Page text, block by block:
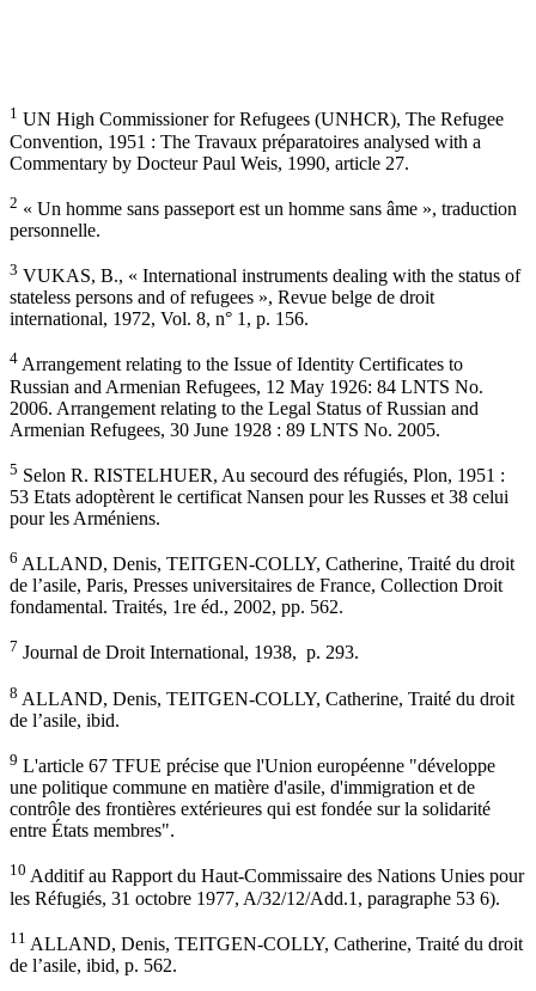
1 UN High Commissioner for Refugees (UNHCR), The Refugee
Convention, 1951 : The Travaux préparatoires analysed with a
Commentary by Docteur Paul Weis, 1990, article 27.
2 « Un homme sans passeport est un homme sans âme », traduction
personnelle.
3 VUKAS, B., « International instruments dealing with the status of
stateless persons and of refugees », Revue belge de droit
international, 1972, Vol. 8, n° 1, p. 156.
4 Arrangement relating to the Issue of Identity Certificates to
Russian and Armenian Refugees, 12 May 1926: 84 LNTS No.
2006. Arrangement relating to the Legal Status of Russian and
Armenian Refugees, 30 June 1928 : 89 LNTS No. 2005.
5 Selon R. RISTELHUER, Au secourd des réfugiés, Plon, 1951 :
53 Etats adoptèrent le certificat Nansen pour les Russes et 38 celui
pour les Arméniens.
6 ALLAND, Denis, TEITGEN-COLLY, Catherine, Traité du droit
de l’asile, Paris, Presses universitaires de France, Collection Droit
fondamental. Traités, 1re éd., 2002, pp. 562.
7 Journal de Droit International, 1938, p. 293.
8 ALLAND, Denis, TEITGEN-COLLY, Catherine, Traité du droit
de l’asile, ibid.
9 L'article 67 TFUE précise que l'Union européenne "développe
une politique commune en matière d'asile, d'immigration et de
contrôle des frontières extérieures qui est fondée sur la solidarité
entre États membres".
10 Additif au Rapport du Haut-Commissaire des Nations Unies pour
les Réfugiés, 31 octobre 1977, A/32/12/Add.1, paragraphe 53 6).
11 ALLAND, Denis, TEITGEN-COLLY, Catherine, Traité du droit
de l’asile, ibid, p. 562.